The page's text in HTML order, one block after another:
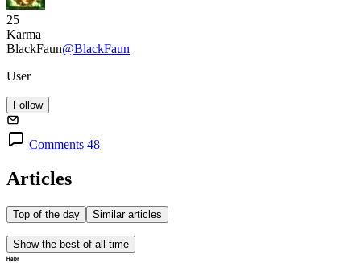
25
Karma
BlackFaun@BlackFaun
User
Follow
Comments 48
Articles
Top of the day Similar articles
Show the best of all time